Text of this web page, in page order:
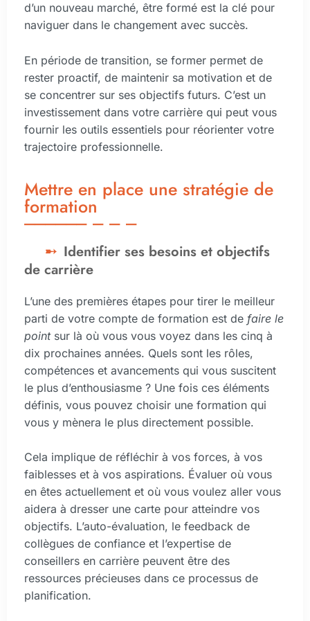
d’un nouveau marché, être formé est la clé pour
naviguer dans le changement avec succès.
En période de transition, se former permet de
rester proactif, de maintenir sa motivation et de
se concentrer sur ses objectifs futurs. C’est un
investissement dans votre carrière qui peut vous
fournir les outils essentiels pour réorienter votre
trajectoire professionnelle.
Mettre en place une stratégie de
formation
Identifier ses besoins et objectifs
de carrière
L’une des premières étapes pour tirer le meilleur
parti de votre compte de formation est de faire le
pointsur là où vous vous voyez dans les cinq à
dix prochaines années. Quels sont les rôles,
compétences et avancements qui vous suscitent
le plus d’enthousiasme ? Une fois ces éléments
définis, vous pouvez choisir une formation qui
vous y mènera le plus directement possible.
Cela implique de réfléchir à vos forces, à vos
faiblesses et à vos aspirations. Évaluer où vous
en êtes actuellement et où vous voulez aller vous
aidera à dresser une carte pour atteindre vos
objectifs. L’auto-évaluation, le feedback de
collègues de confiance et l’expertise de
conseillers en carrière peuvent être des
ressources précieuses dans ce processus de
planification.